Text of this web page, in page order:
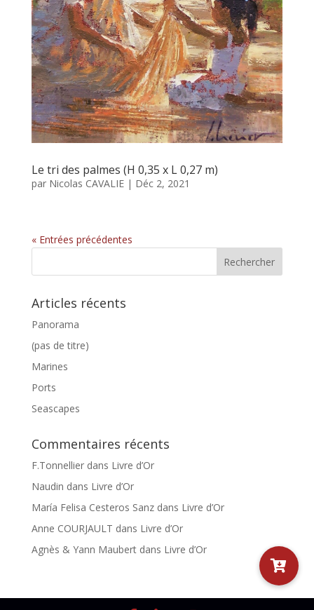
Le tri des palmes (H 0,35 x L 0,27 m)
par Nicolas CAVALIE| Déc 2, 2021
« Entrées précédentes
Articles récents
Panorama
(pas de titre)
Marines
Ports
Seascapes
Commentaires récents
F.Tonnellierdans Livre d’Or
Naudin dans Livre d’Or
María Felisa Cesteros Sanzdans Livre d’Or
Anne COURJAULT dans Livre d’Or
Agnès & Yann Maubertdans Livre d’Or